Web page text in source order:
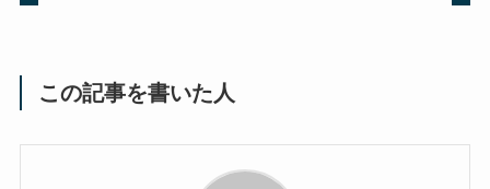
この記事を書いた人